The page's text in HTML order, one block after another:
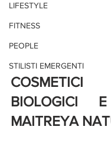
LIFESTYLE
FITNESS
PEOPLE
STILISTI EMERGENTI
COSMETICI
BIOLOGICI
MAITREYA